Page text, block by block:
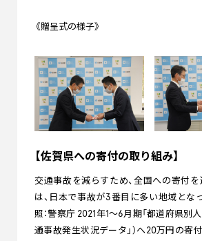
《贈呈式の様子》
【佐賀県への寄付の取り組み】
交通事故を減らすため、全国への寄付
は、日本で事故が3番目に多い地域とな
照：警察庁 2021年1～6月期「都道府県別
通事故発生状況データ」）へ20万円の寄